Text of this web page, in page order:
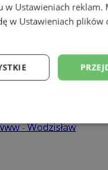
w Wodzisławiu
- Wodzisław
w Ustawieniach reklam.
w Ustawieniach plików